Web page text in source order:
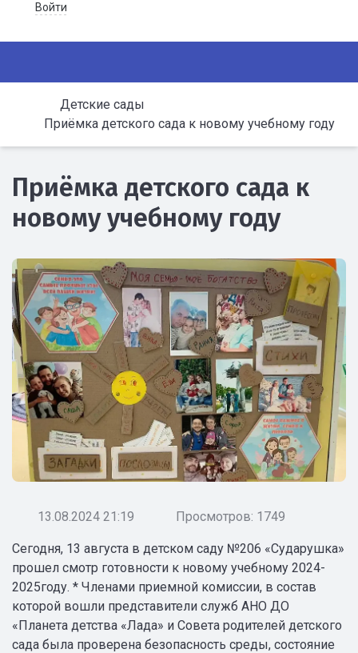
Войти
Детские сады
Приёмка детского сада к новому учебному году
Приёмка детского сада к
новому учебному году
13.08.2024 21:19 Просмотров: 1749
Сегодня, 13 августа в детском саду №206 «Сударушка»
прошел смотр готовности к новому учебному 2024-
2025году. * Членами приемной комиссии, в состав
которой вошли представители служб АНО ДО
«Планета детства «Лада» и Совета родителей детского
сада была проверена безопасность среды, состояние